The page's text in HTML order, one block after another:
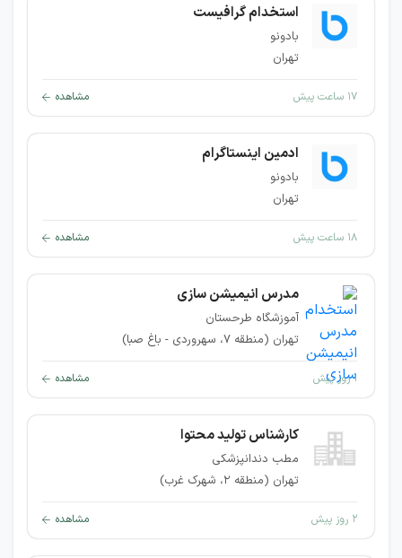
استخدام گرافیست
بادونو
تهران
۱۷ ساعت پیش مشاهده
ادمین اینستاگرام
بادونو
تهران
۱۸ ساعت پیش مشاهده
مدرس انیمیشن سازی
آموزشگاه طرحستان
تهران (منطقه ۷، سهروردی - باغ صبا)
۱ روز پیش مشاهده
کارشناس تولید محتوا
مطب دندانپزشکی
تهران (منطقه ۲، شهرک غرب)
۲ روز پیش مشاهده